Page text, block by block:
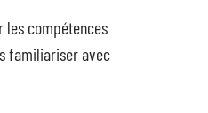
les compétences
familiariser avec